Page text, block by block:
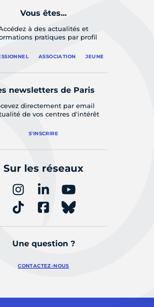
Vous êtes...
à des actualités et
pratiques par profil
ASSOCIATION JEUNE
newsletters de Paris
directement par email
de vos centres d'intérêt
S'INSCRIRE
Sur les réseaux
Une question ?
CONTACTEZ-NOUS